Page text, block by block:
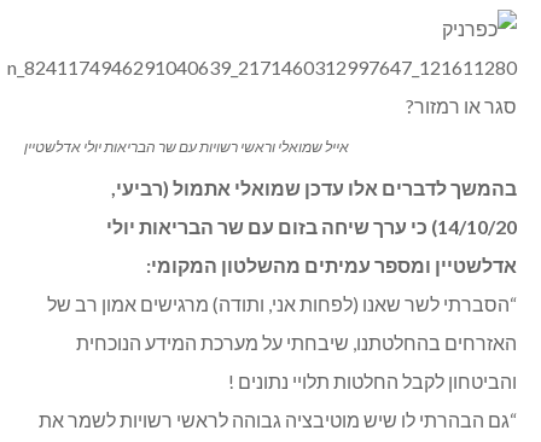
אייל שמואלי וראשי רשויות עם שר הבריאות יולי אדלשטיין
בהמשך לדברים אלו עדכן שמואלי אתמול (רביעי,
14/10/20) כי ערך שיחה בזום עם שר הבריאות יולי
אדלשטיין ומספר עמיתים מהשלטון המקומי:
“הסברתי לשר שאנו (לפחות אני, ותודה) מרגישים אמון רב של
האזרחים בהחלטתנו, שיבחתי על מערכת המידע הנוכחית
והביטחון לקבל החלטות תלויי נתונים !
“גם הבהרתי לו שיש מוטיבציה גבוהה לראשי רשויות לשמר את